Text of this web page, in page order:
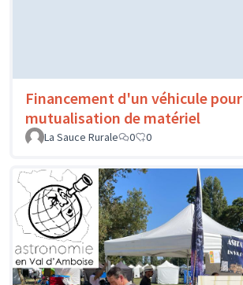
Financement d'un véhicule pour
mutualisation de matériel
La Sauce Rurale
0 0